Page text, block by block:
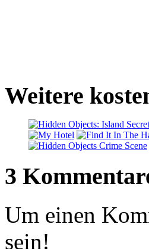
Weitere
3
Um einen
sein!